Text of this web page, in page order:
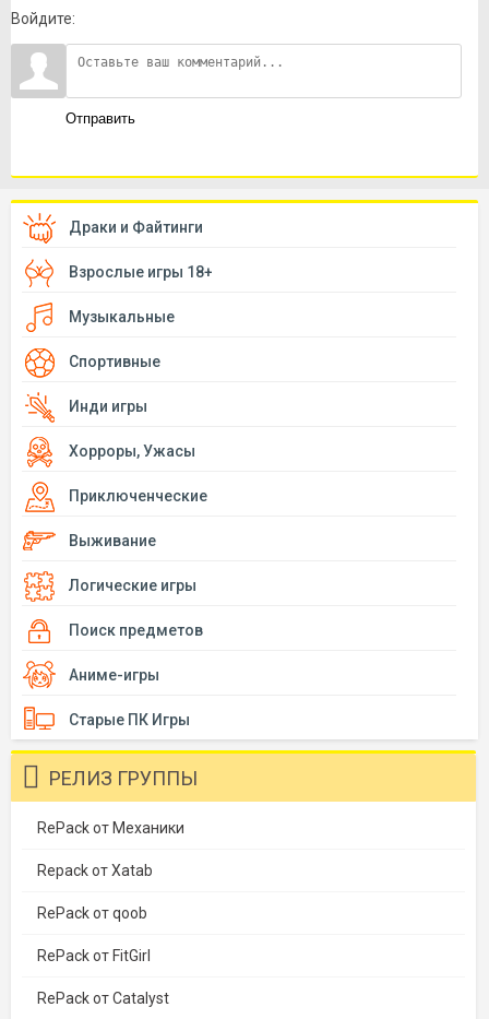
Войдите:
Отправить
Драки и Файтинги
Взрослые игры 18+
Музыкальные
Спортивные
Инди игры
Хорроры, Ужасы
Приключенческие
Выживание
Логические игры
Поиск предметов
Аниме-игры
Старые ПК Игры
РЕЛИЗ ГРУППЫ
RePack от Механики
Repack от Xatab
RePack от qoob
RePack от FitGirl
RePack от Catalyst